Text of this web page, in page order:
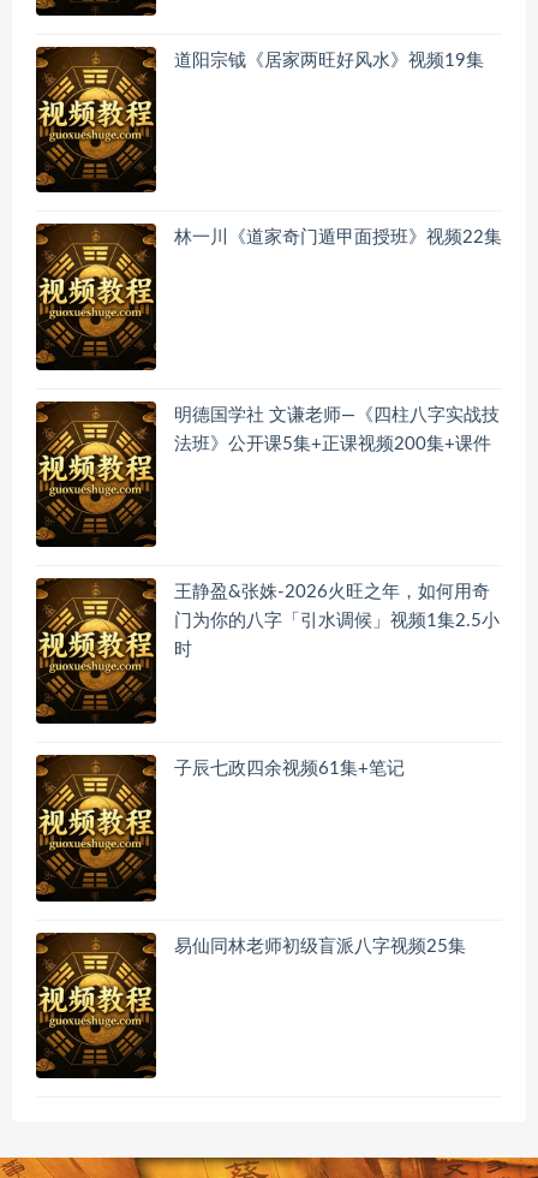
道阳宗钺《居家两旺好风水》视频19集
林一川《道家奇门遁甲面授班》视频22集
明德国学社 文谦老师—《四柱八字实战技
法班》公开课5集+正课视频200集+课件
王静盈&张姝-2026火旺之年，如何用奇
门为你的八字「引水调候」视频1集2.5小
时
子辰七政四余视频61集+笔记
易仙同林老师初级盲派八字视频25集